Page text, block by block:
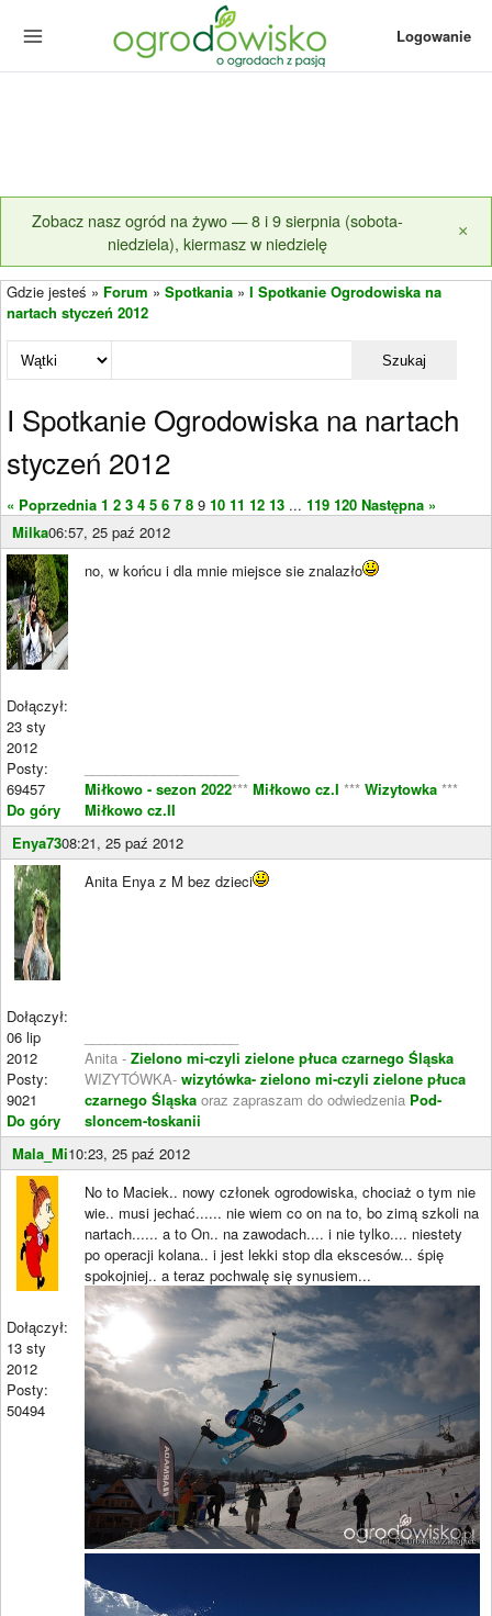
Logowanie
Zobacz nasz ogród na żywo — 8 i 9 sierpnia (sobota-
niedziela), kiermasz w niedzielę
×
Gdzie jesteś » Forum » Spotkania » I Spotkanie Ogrodowiska na
nartach styczeń 2012
Szukaj
I Spotkanie Ogrodowiska na nartach
styczeń 2012
« Poprzednia 1 2 3 4 5 6 7 8 9 10 11 12 13 ... 119 120 Następna »
Milka06:57, 25 paź 2012
Dołączył:
23 sty
2012
Posty:
69457
Do góry
no, w końcu i dla mnie miejsce sie znalazło
Miłkowo - sezon 2022*** Miłkowo cz.I *** Wizytowka ***
Miłkowo cz.II
Enya7308:21, 25 paź 2012
Dołączył:
06 lip
2012
Posty:
9021
Do góry
Anita Enya z M bez dzieci
Anita - Zielono mi-czyli zielone płuca czarnego Śląska
WIZYTÓWKA- wizytówka- zielono mi-czyli zielone płuca
czarnego Śląska oraz zapraszam do odwiedzenia Pod-
sloncem-toskanii
Mala_Mi10:23, 25 paź 2012
Dołączył:
13 sty
2012
Posty:
50494
No to Maciek.. nowy członek ogrodowiska, chociaż o tym nie
wie.. musi jechać...... nie wiem co on na to, bo zimą szkoli na
nartach...... a to On.. na zawodach.... i nie tylko.... niestety
po operacji kolana.. i jest lekki stop dla ekscesów... śpię
spokojniej.. a teraz pochwalę się synusiem...